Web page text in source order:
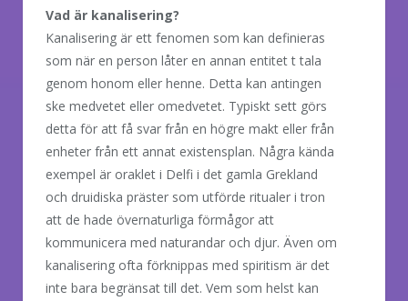
Vad är kanalisering?
Kanalisering är ett fenomen som kan definieras
som när en person låter en annan entitet t tala
genom honom eller henne. Detta kan antingen
ske medvetet eller omedvetet. Typiskt sett görs
detta för att få svar från en högre makt eller från
enheter från ett annat existensplan. Några kända
exempel är oraklet i Delfi i det gamla Grekland
och druidiska präster som utförde ritualer i tron
att de hade övernaturliga förmågor att
kommunicera med naturandar och djur. Även om
kanalisering ofta förknippas med spiritism är det
inte bara begränsat till det. Vem som helst kan